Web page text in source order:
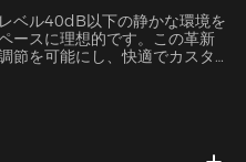
ベル40dB以下の静かな環境を
ースに理想的です。この革新
節を可能にし、快適でカスタ